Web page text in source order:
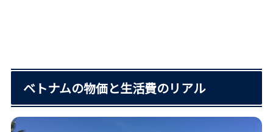
ベトナムの物価と生活費のリアル